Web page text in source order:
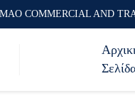
COMMERCIAL AND